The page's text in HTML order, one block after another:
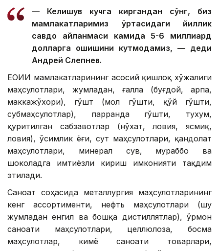
— Келишув кучга киргандан сўнг, биз
мамлакатларимиз ўртасидаги йиллик
савдо айланмаси камида 5-6 миллиард
долларга ошишини кутмоқдамиз, — деди
Андрей Слепнев.
ЕОИИ мамлакатларининг асосий қишлоқ хўжалиги
маҳсулотлари, жумладан, ғалла (буғдой, арпа,
маккажўхори), гўшт (мол гўшти, қўй гўшти,
субмаҳсулотлар), парранда гўшти, тухум,
қуритилган сабзавотлар (нўхат, ловия, ясмиқ,
ловия), ўсимлик ёғи, сут маҳсулотлари, қандолат
маҳсулотлари, минерал сув, мураббо ва
шоколадга имтиёзли кириш имконияти тақдим
этилади.
Саноат соҳасида металлургия маҳсулотларининг
кенг ассортименти, нефть маҳсулотлари (шу
жумладан енгил ва бошқа дистиллятлар), ўрмон
саноати маҳсулотлари, целлюлоза, босма
маҳсулотлар, кимё саноати товарлари,